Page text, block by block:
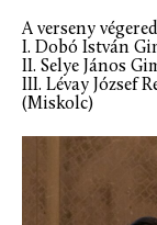
A verseny
I. Dobó István
II. Selye János
III. Lévay József
(Miskolc)